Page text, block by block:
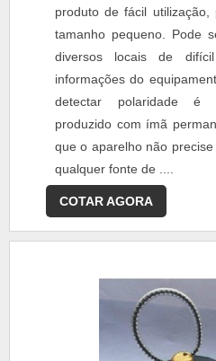
produto de fácil utilização,
tamanho pequeno. Pode
diversos locais de
informações do
detectar polaridade é
produzido com ímã
que o aparelho não
qualquer fonte de ....
COTAR AGORA